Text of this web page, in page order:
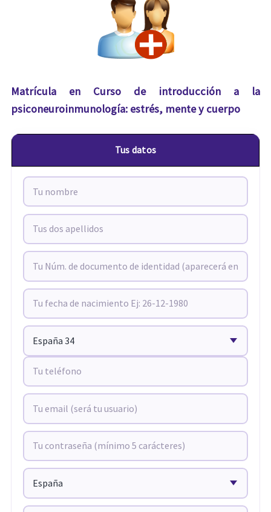
Matrícula en Curso de introducción a la
psiconeuroinmunología: estrés, mente y cuerpo
Tus datos